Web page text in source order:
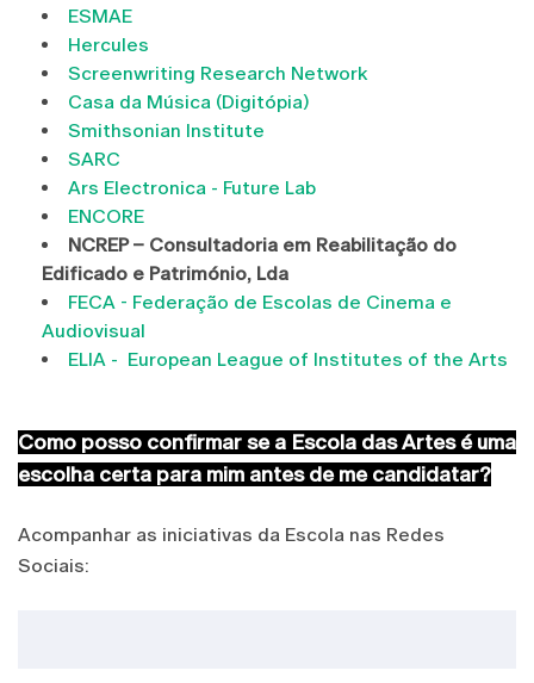
ESMAE
Hercules
Screenwriting Research Network
Casa da Música (Digitópia)
Smithsonian Institute
SARC
Ars Electronica - Future Lab
ENCORE
NCREP – Consultadoria em Reabilitação do
Edificado e Património, Lda
FECA - Federação de Escolas de Cinema e
Audiovisual
ELIA - European League of Institutes of the Arts
Como posso confirmar se a Escola das Artes é uma
escolha certa para mim antes de me candidatar?
Acompanhar as iniciativas da Escola nas Redes
Sociais: